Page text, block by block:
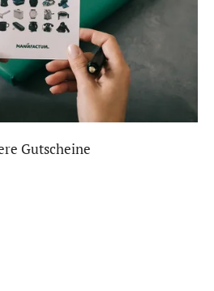
Gutscheine